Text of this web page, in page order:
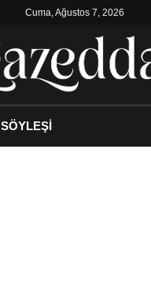
Cuma, Ağustos 7, 2026
SÖYLEŞİ